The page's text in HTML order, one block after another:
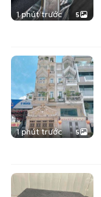
1 phút trước 5
1 phút trước 5